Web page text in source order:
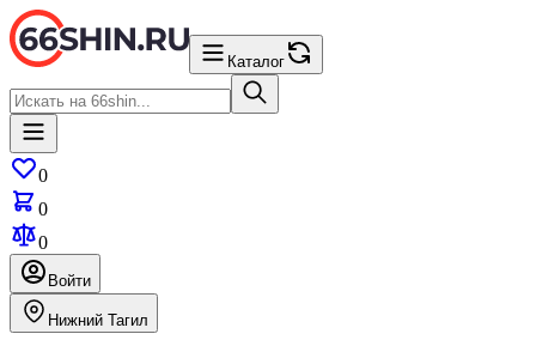
Каталог
0
0
0
Войти
Нижний Тагил